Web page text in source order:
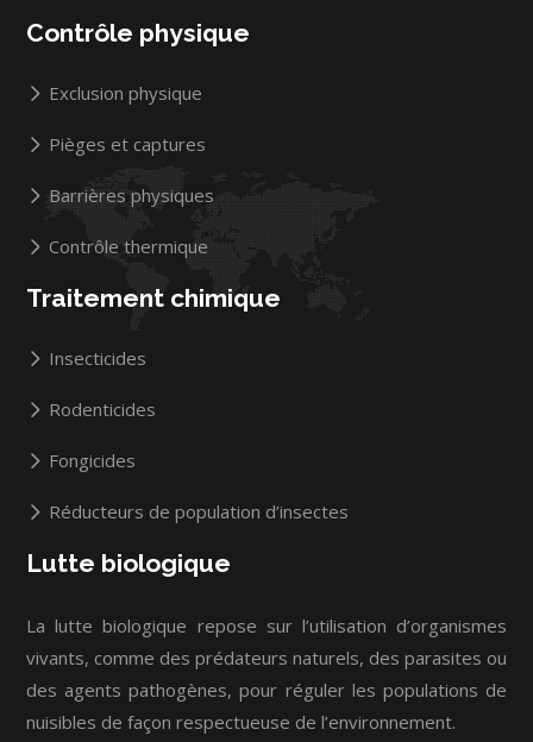
Contrôle physique
Exclusion physique
Pièges et captures
Barrières physiques
Contrôle thermique
Traitement chimique
Insecticides
Rodenticides
Fongicides
Réducteurs de population d’insectes
Lutte biologique
La lutte biologique repose sur l’utilisation d’organismes
vivants, comme des prédateurs naturels, des parasites ou
des agents pathogènes, pour réguler les populations de
nuisibles de façon respectueuse de l’environnement.